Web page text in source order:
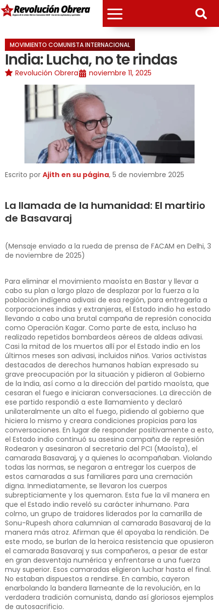
MOVIMIENTO COMUNISTA INTERNACIONAL
India: Lucha, no te rindas
Revolución Obrera noviembre 11, 2025
Escrito por Ajith en su página, 5 de noviembre 2025
La llamada de la humanidad: El martirio
de Basavaraj
(Mensaje enviado a la rueda de prensa de FACAM en Delhi, 3
de noviembre de 2025)
Para eliminar el movimiento maoísta en Bastar y llevar a
cabo su plan a largo plazo de desplazar por la fuerza a la
población indígena adivasi de esa región, para entregarla a
corporaciones indias y extranjeras, el Estado indio ha estado
llevando a cabo una brutal campaña de represión conocida
como Operación Kagar. Como parte de esta, incluso ha
realizado repetidos bombardeos aéreos de aldeas adivasi.
Casi la mitad de los muertos allí por el Estado indio en los
últimos meses son adivasi, incluidos niños. Varios activistas
destacados de derechos humanos habían expresado su
grave preocupación por la situación y pidieron al Gobierno
de la India, así como a la dirección del partido maoísta, que
cesaran el fuego e iniciaran conversaciones. La dirección de
ese partido respondió a este llamamiento y declaró
unilateralmente un alto el fuego, pidiendo al gobierno que
hiciera lo mismo y creara condiciones propicias para las
conversaciones. En lugar de responder positivamente a esto,
el Estado indio continuó su asesina campaña de represión
Rodearon y asesinaron al secretario del PCI (Maoísta), el
camarada Basavaraj, y a quienes lo acompañaban. Violando
todas las normas, se negaron a entregar los cuerpos de
estos camaradas a sus familiares para una cremación
digna. Inmediatamente, se llevaron los cuerpos
subrepticiamente y los quemaron. Esta fue la vil manera en
que el Estado indio reveló su carácter inhumano. Para
colmo, un grupo de traidores liderados por la camarilla de
Sonu-Rupesh ahora calumnian al camarada Basavaraj de la
manera más atroz. Afirman que él apoyaba la rendición. De
este modo, se burlan de la heroica resistencia que opusieron
el camarada Basavaraj y sus compañeros, a pesar de estar
en gran desventaja numérica y enfrentarse a una fuerza
muy superior. Esos camaradas eligieron luchar hasta el final.
No estaban dispuestos a rendirse. En cambio, cayeron
enarbolando la bandera llameante de la revolución, en la
verdadera tradición comunista, dando así gloriosos ejemplos
de autosacrificio.